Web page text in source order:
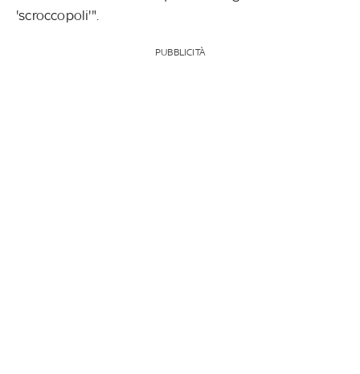
'scroccopoli'".
PUBBLICITÀ